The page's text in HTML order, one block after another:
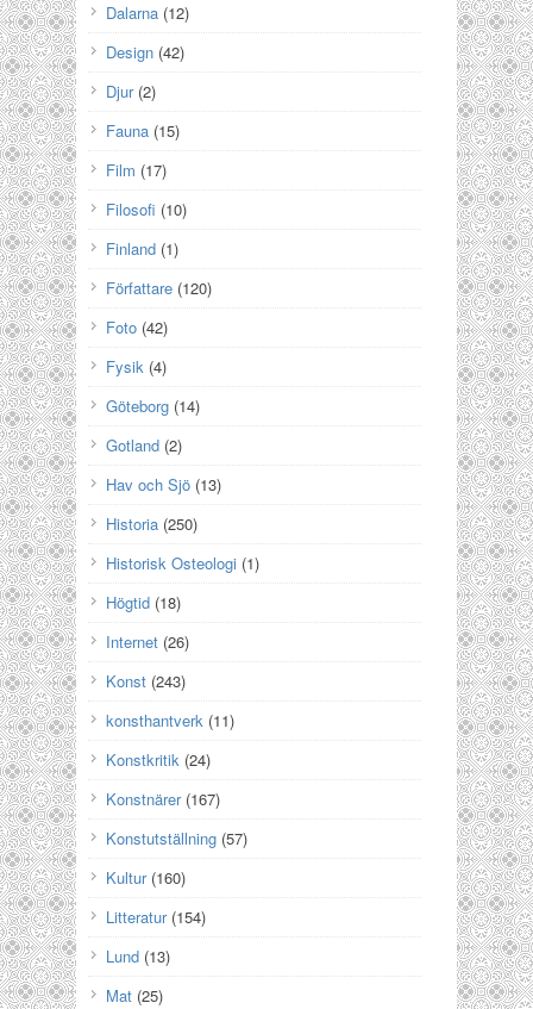
Dalarna (12)
Design (42)
Djur(2)
Fauna (15)
Film (17)
Filosofi (10)
Finland (1)
Författare (120)
Foto (42)
Fysik (4)
Göteborg (14)
Gotland (2)
Hav och Sjö (13)
Historia (250)
Historisk Osteologi (1)
Högtid (18)
Internet (26)
Konst (243)
konsthantverk (11)
Konstkritik (24)
Konstnärer(167)
Konstutställning (57)
Kultur(160)
Litteratur(154)
Lund (13)
Mat (25)